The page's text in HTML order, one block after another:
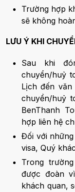
Trường hợp
sẽ không
LƯU Ý KHI
Sau khi
chuyển/huỷ
Lịch đến
chuyển/huỷ
BenThanh
hợp liên hệ
Đối với
visa, Quý
Trong
được đoàn
khách quan,